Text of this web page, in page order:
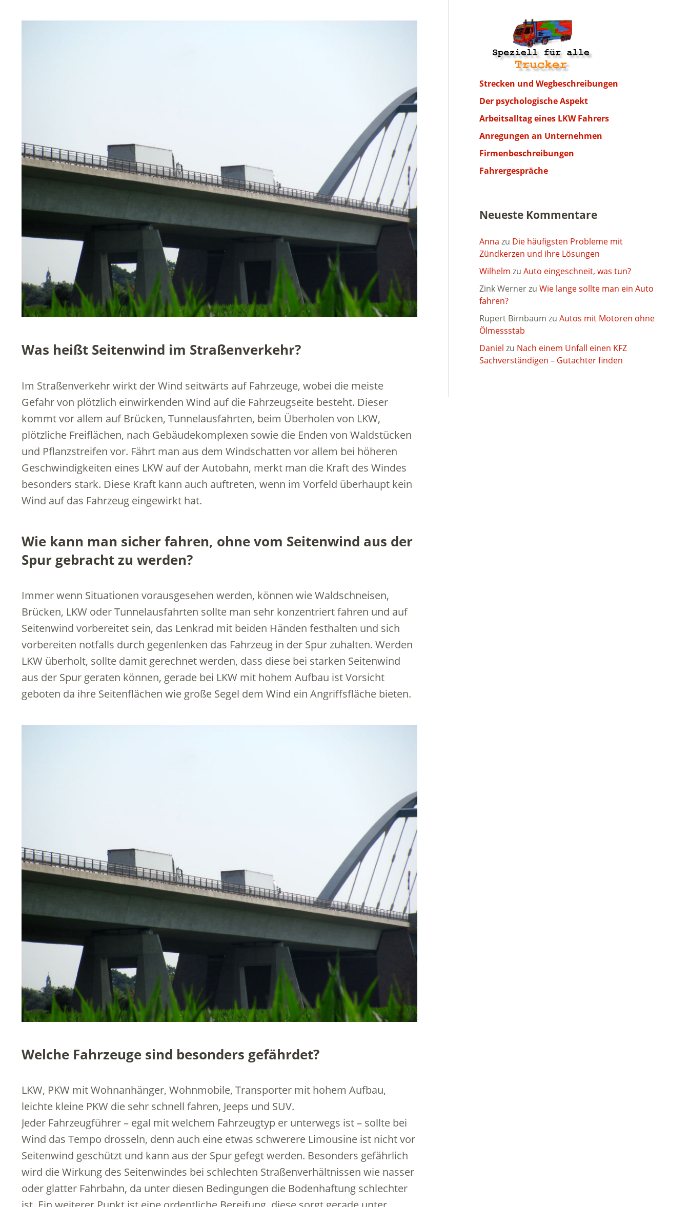
Was heißt Seitenwind im Straßenverkehr?
Im Straßenverkehr wirkt der Wind seitwärts auf Fahrzeuge, wobei die meiste
Gefahr von plötzlich einwirkenden Wind auf die Fahrzeugseite besteht. Dieser
kommt vor allem auf Brücken, Tunnelausfahrten, beim Überholen von LKW,
plötzliche Freiflächen, nach Gebäudekomplexen sowie die Enden von Waldstücken
und Pflanzstreifen vor. Fährt man aus dem Windschatten vor allem bei höheren
Geschwindigkeiten eines LKW auf der Autobahn, merkt man die Kraft des Windes
besonders stark. Diese Kraft kann auch auftreten, wenn im Vorfeld überhaupt kein
Wind auf das Fahrzeug eingewirkt hat.
Wie kann man sicher fahren, ohne vom Seitenwind aus der
Spur gebracht zu werden?
Immer wenn Situationen vorausgesehen werden, können wie Waldschneisen,
Brücken, LKW oder Tunnelausfahrten sollte man sehr konzentriert fahren und auf
Seitenwind vorbereitet sein, das Lenkrad mit beiden Händen festhalten und sich
vorbereiten notfalls durch gegenlenken das Fahrzeug in der Spur zuhalten. Werden
LKW überholt, sollte damit gerechnet werden, dass diese bei starken Seitenwind
aus der Spur geraten können, gerade bei LKW mit hohem Aufbau ist Vorsicht
geboten da ihre Seitenflächen wie große Segel dem Wind ein Angriffsfläche bieten.
Welche Fahrzeuge sind besonders gefährdet?
LKW, PKW mit Wohnanhänger, Wohnmobile, Transporter mit hohem Aufbau,
leichte kleine PKW die sehr schnell fahren, Jeeps und SUV.
Jeder Fahrzeugführer – egal mit welchem Fahrzeugtyp er unterwegs ist – sollte bei
Wind das Tempo drosseln, denn auch eine etwas schwerere Limousine ist nicht vor
Seitenwind geschützt und kann aus der Spur gefegt werden. Besonders gefährlich
wird die Wirkung des Seitenwindes bei schlechten Straßenverhältnissen wie nasser
oder glatter Fahrbahn, da unter diesen Bedingungen die Bodenhaftung schlechter
Strecken und Wegbeschreibungen
Der psychologische Aspekt
Arbeitsalltag eines LKW Fahrers
Anregungen an Unternehmen
Firmenbeschreibungen
Fahrergespräche
Neueste Kommentare
Anna zu Die häufigsten Probleme mit
Zündkerzen und ihre Lösungen
Wilhelm zu Auto eingeschneit, was tun?
Zink Wernerzu Wie lange sollte man ein Auto
fahren?
Rupert Birnbaum zu Autos mit Motoren ohne
Ölmessstab
Daniel zu Nach einem Unfall einen KFZ
Sachverständigen – Gutachter finden